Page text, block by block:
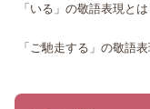
「いる」の敬語表現と
「ご馳走する」の敬語